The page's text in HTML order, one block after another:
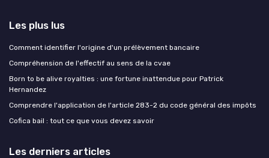
Les plus lus
Comment identifier l'origine d'un prélèvement bancaire
Compréhension de l'effectif au sens de la cvae
Born to be alive royalties : une fortune inattendue pour Patrick
Hernandez
Comprendre l'application de l'article 283-2 du code général des impôts
Cofica bail : tout ce que vous devez savoir
Les derniers articles